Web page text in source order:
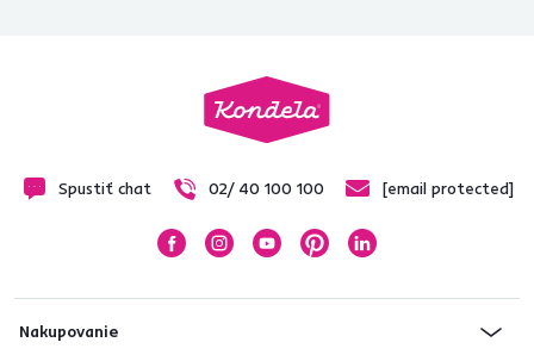
Spustiť chat 02/ 40 100 100 [email protected]
Nakupovanie